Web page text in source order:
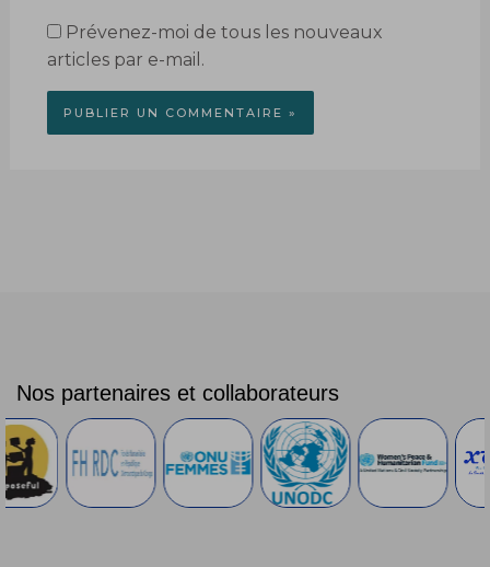
Prévenez-moi de tous les nouveaux
articles par e-mail.
Nos partenaires et collaborateurs